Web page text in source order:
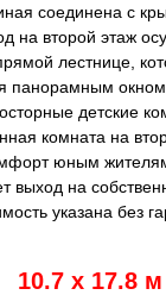
соединена с
на второй этаж
лестнице,
панорамным
детские
комната на
юным
выход на
указана без
10.7 х 17.8 м